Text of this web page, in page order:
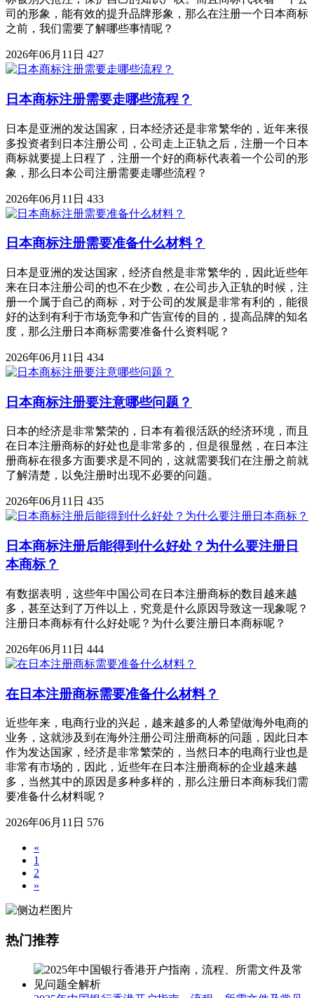
司的形象，能有效的提升品牌形象，那么在注册一个日本商标
之前，我们需要了解哪些事情呢？
2026年06月11日 427
日本商标注册需要走哪些流程？
日本是亚洲的发达国家，日本经济还是非常繁华的，近年来很
多投资者到日本注册公司，公司走上正轨之后，注册一个日本
商标就要提上日程了，注册一个好的商标代表着一个公司的形
象，那么日本公司注册需要走哪些流程？
2026年06月11日 433
日本商标注册需要准备什么材料？
日本是亚洲的发达国家，经济自然是非常繁华的，因此近些年
来在日本注册公司的也不在少数，在公司步入正轨的时候，注
册一个属于自己的商标，对于公司的发展是非常有利的，能很
好的达到有利于市场竞争和广告宣传的目的，提高品牌的知名
度，那么注册日本商标需要准备什么资料呢？
2026年06月11日 434
日本商标注册要注意哪些问题？
日本的经济是非常繁荣的，日本有着很活跃的经济环境，而且
在日本注册商标的好处也是非常多的，但是很显然，在日本注
册商标在很多方面要求是不同的，这就需要我们在注册之前就
了解清楚，以免注册时出现不必要的问题。
2026年06月11日 435
日本商标注册后能得到什么好处？为什么要注册日
本商标？
有数据表明，这些年中国公司在日本注册商标的数目越来越
多，甚至达到了万件以上，究竟是什么原因导致这一现象呢？
注册日本商标有什么好处呢？为什么要注册日本商标呢？
2026年06月11日 444
在日本注册商标需要准备什么材料？
近些年来，电商行业的兴起，越来越多的人希望做海外电商的
业务，这就涉及到在海外注册公司注册商标的问题，因此日本
作为发达国家，经济是非常繁荣的，当然日本的电商行业也是
非常有市场的，因此，近些年在日本注册商标的企业越来越
多，当然其中的原因是多种多样的，那么注册日本商标我们需
要准备什么材料呢？
2026年06月11日 576
«
1
2
»
热门推荐